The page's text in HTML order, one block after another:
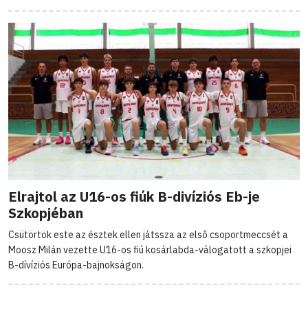
Elrajtol az U16-os fiúk B-divíziós Eb-je
Szkopjéban
Csütörtök este az észtek ellen játssza az első csoportmeccsét a
Moosz Milán vezette U16-os fiú kosárlabda-válogatott a szkopjei
B-dívíziós Európa-bajnokságon.